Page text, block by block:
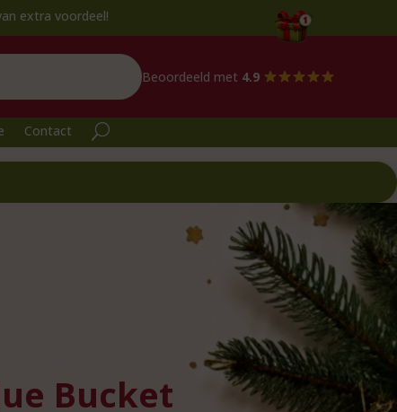
Beoordeeld met 4.9
Contact
Bucket